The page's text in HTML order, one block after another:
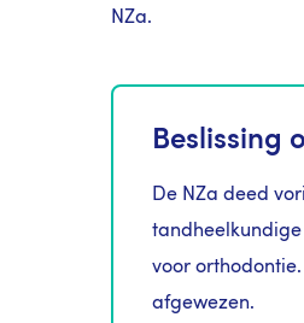
NZa.
Beslissing
De NZa deed
tandheelkundige
voor
afgewezen.